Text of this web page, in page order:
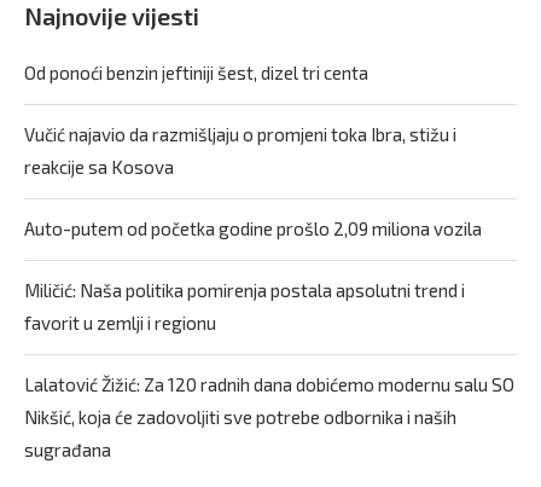
Najnovije vijesti
Od ponoći benzin jeftiniji šest, dizel tri centa
Vučić najavio da razmišljaju o promjeni toka Ibra, stižu i
reakcije sa Kosova
Auto-putem od početka godine prošlo 2,09 miliona vozila
Miličić: Naša politika pomirenja postala apsolutni trend i
favorit u zemlji i regionu
Lalatović Žižić: Za 120 radnih dana dobićemo modernu salu SO
Nikšić, koja će zadovoljiti sve potrebe odbornika i naših
sugrađana